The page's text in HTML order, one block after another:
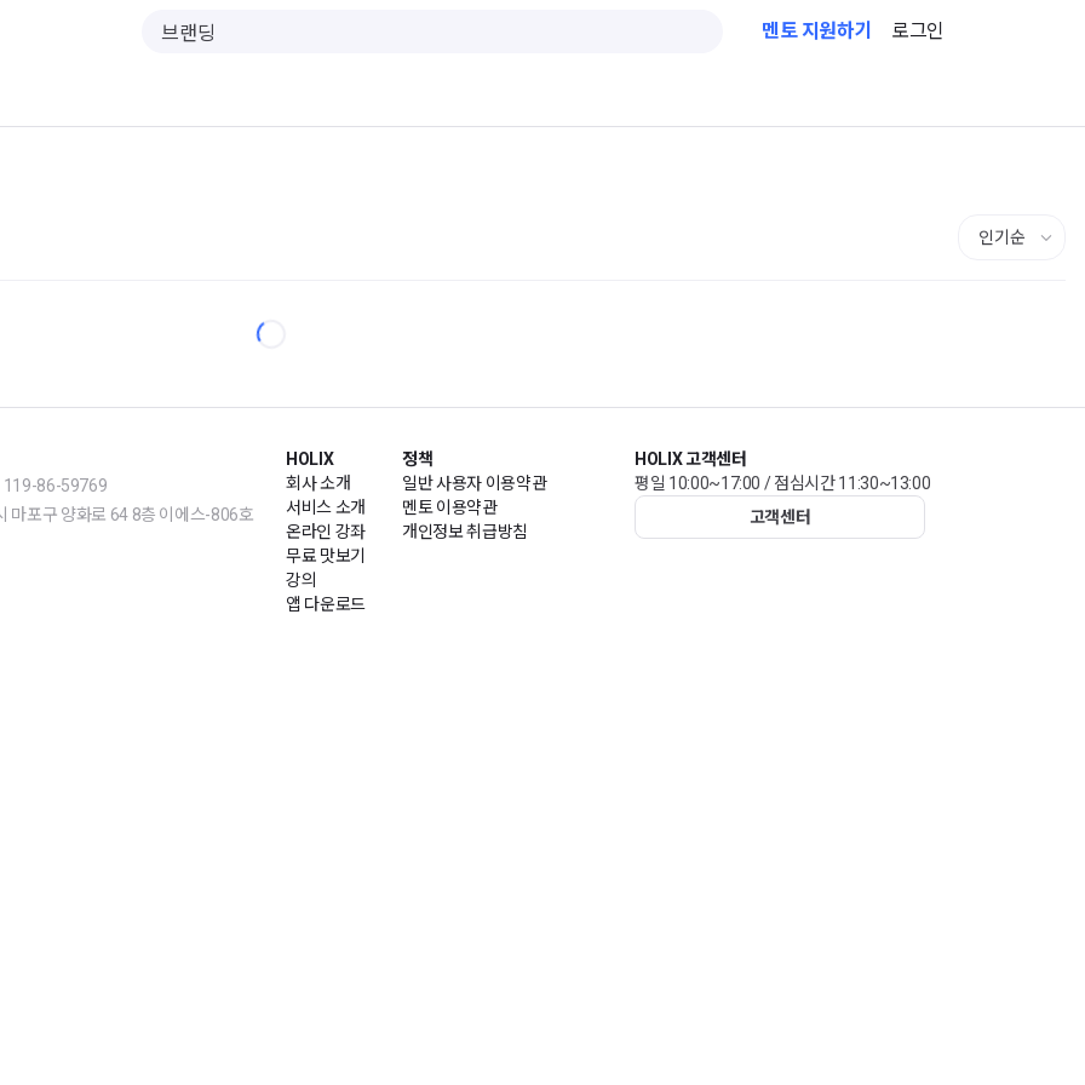
멘토 지원하기 로그인
HOLIX
회사 소개
서비스 소개
온라인 강좌
무료 맛보기
강의
앱 다운로드
정책
일반 사용자 이용약관
멘토 이용약관
개인정보 취급방침
HOLIX 고객센터
평일 10:00~17:00 / 점심시간 11:30~13:00
고객센터
119-86-59769
마포구 양화로 64 8층 이에스-806호